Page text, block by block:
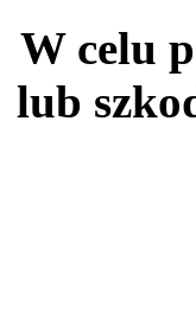
W celu
lub